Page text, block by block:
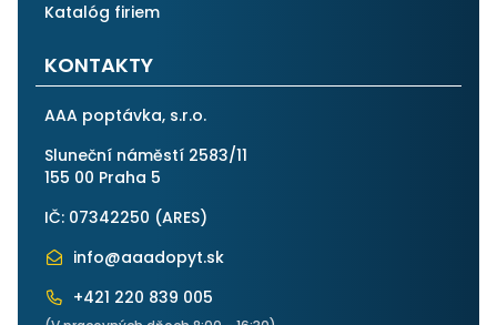
Katalóg firiem
KONTAKTY
AAA poptávka, s.r.o.
Sluneční náměstí 2583/11
155 00 Praha 5
IČ: 07342250 (ARES)
info@aaadopyt.sk
+421 220 839 005